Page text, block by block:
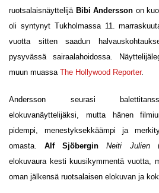
ruotsalaisnäyttelijä Bibi Andersson on
oli syntynyt Tukholmassa 11.
vuotta sitten saadun
pysyvässä sairaalahoidossa.
muun muassa The Hollywood Reporter.
Andersson seurasi
elokuvanäyttelijäksi, mutta hänen
pidempi, menestyksekkäämpi ja
omasta.Alf SjöberginNeiti Julien
elokuvaura kesti kuusikymmentä vuotta,
oman jälkensä ruotsalaisen elokuvan ja